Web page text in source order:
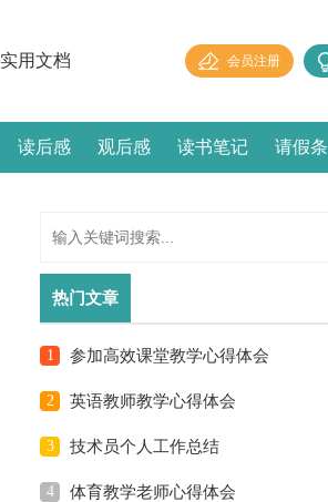
实用文档 会员注册
读后感 观后感 读书笔记 请假条
热门文章
1 参加高效课堂教学心得体会
2 英语教师教学心得体会
3 技术员个人工作总结
4 体育教学老师心得体会